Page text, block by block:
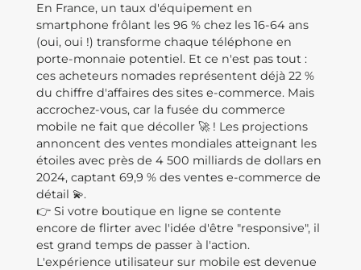
En France, un taux d'équipement en
smartphone frôlant les 96 % chez les 16-64 ans
(oui, oui !) transforme chaque téléphone en
porte-monnaie potentiel. Et ce n'est pas tout :
ces acheteurs nomades représentent déjà 22 %
du chiffre d'affaires des sites e-commerce. Mais
accrochez-vous, car la fusée du commerce
mobile ne fait que décoller 🚀 ! Les projections
annoncent des ventes mondiales atteignant les
étoiles avec près de 4 500 milliards de dollars en
2024, captant 69,9 % des ventes e-commerce de
détail 💫.
👉 Si votre boutique en ligne se contente
encore de flirter avec l'idée d'être "responsive", il
est grand temps de passer à l'action.
L'expérience utilisateur sur mobile est devenue